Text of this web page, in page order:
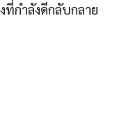
ที่กำลังดีกลับกลาย